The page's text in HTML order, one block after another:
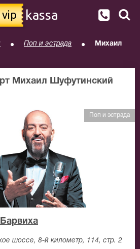
vip kassa
Поп и эстрада
Михаил
Михаил Шуфутинский
Поп и эстрада
шоссе, 8-й километр, 114, стр. 2